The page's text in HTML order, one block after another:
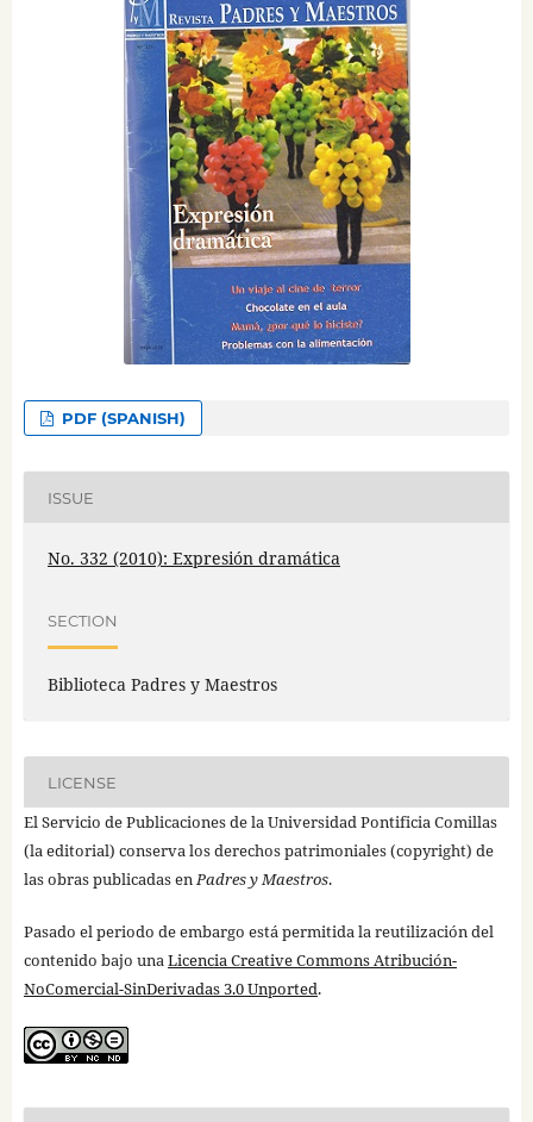
PDF (SPANISH)
ISSUE
No. 332 (2010): Expresión dramática
SECTION
Biblioteca Padres y Maestros
LICENSE
El Servicio de Publicaciones de la Universidad Pontificia Comillas
(la editorial) conserva los derechos patrimoniales (copyright) de
las obras publicadas enPadres y Maestros.
Pasado el periodo de embargo está permitida la reutilización del
contenido bajo unaLicencia Creative Commons Atribución-
NoComercial-SinDerivadas 3.0 Unported.